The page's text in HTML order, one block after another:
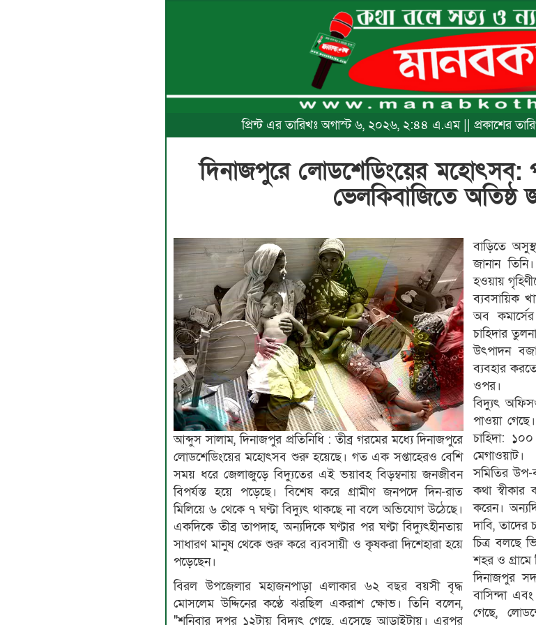
প্রিন্ট এর তারিখঃ অগাস্ট ৬, ২০২৬, ২:৪৪ এ.এম || প্রকাশের
দিনাজপুরে লোডশেডিংয়ের মহোৎসব:
ভেলকিবাজিতে অতিষ্ঠ
আব্দুস সালাম, দিনাজপুর প্রতিনিধি : তীব্র গরমের মধ্যে দিনাজপুরে
লোডশেডিংয়ের মহোৎসব শুরু হয়েছে। গত এক সপ্তাহেরও বেশি
সময় ধরে জেলাজুড়ে বিদ্যুতের এই ভয়াবহ বিড়ম্বনায় জনজীবন
বিপর্যস্ত হয়ে পড়েছে। বিশেষ করে গ্রামীণ জনপদে দিন-রাত
মিলিয়ে ৬ থেকে ৭ ঘণ্টা বিদ্যুৎ থাকছে না বলে অভিযোগ উঠেছে।
একদিকে তীব্র তাপদাহ, অন্যদিকে ঘণ্টার পর ঘণ্টা বিদ্যুৎহীনতায়
সাধারণ মানুষ থেকে শুরু করে ব্যবসায়ী ও কৃষকরা দিশেহারা হয়ে
পড়েছেন।
বিরল উপজেলার মহাজনপাড়া এলাকার ৬২ বছর বয়সী বৃদ্ধ
মোসলেম উদ্দিনের কণ্ঠে ঝরছিল একরাশ ক্ষোভ। তিনি বলেন,
"শনিবার দুপুর ১২টায় বিদ্যুৎ গেছে, এসেছে আড়াইটায়। এরপর
বাড়িতে
জানান
হওয়ায়
ব্যবসায়িক
অব
চাহিদার
উৎপাদন
ব্যবহার
ওপর।
বিদ্যুৎ
পাওয়া
চাহিদা:
মেগাওয়াট।
সমিতির উপ-
কথা
করেন।
দাবি,
চিত্র বলছে
শহর ও
দিনাজপুর
বাসিন্দা
গেছে,